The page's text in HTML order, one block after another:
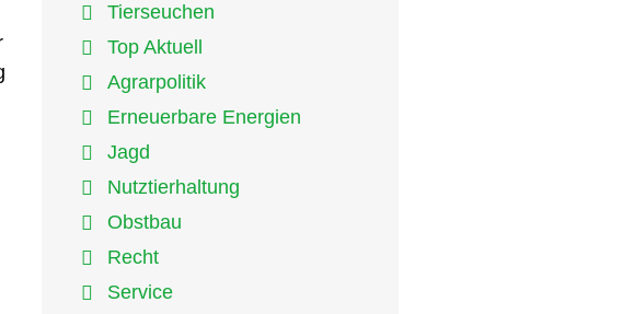
Tierseuchen
Top Aktuell
Agrarpolitik
Erneuerbare Energien
Jagd
Nutztierhaltung
Obstbau
Recht
Service